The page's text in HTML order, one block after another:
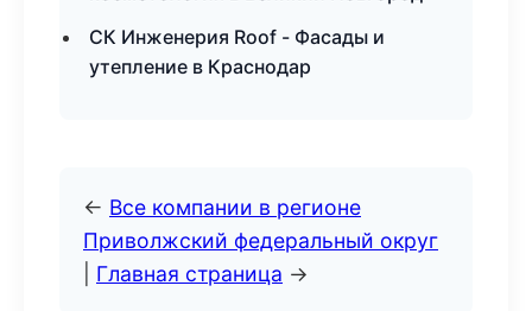
СК Инженерия Roof - Фасады и
утепление в Краснодар
← Все компании в регионе
Приволжский федеральный округ
Главная страница →